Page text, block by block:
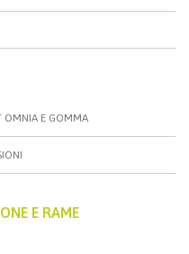
OMNIA E GOMMA
E RAME